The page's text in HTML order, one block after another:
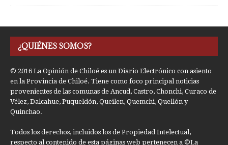
¿QUIÉNES SOMOS?
© 2016 La Opinión de Chiloé es un Diario Electrónico con asiento
en la Provincia de Chiloé. Tiene como foco principal noticias
provenientes de las comunas de Ancud, Castro, Chonchi, Curaco de
Vélez, Dalcahue, Puqueldón, Queilen, Quemchi, Quellón y
Quinchao.
Todos los derechos, incluidos los de Propiedad Intelectual,
respecto al contenido de esta páginas web pertenecen a ©La